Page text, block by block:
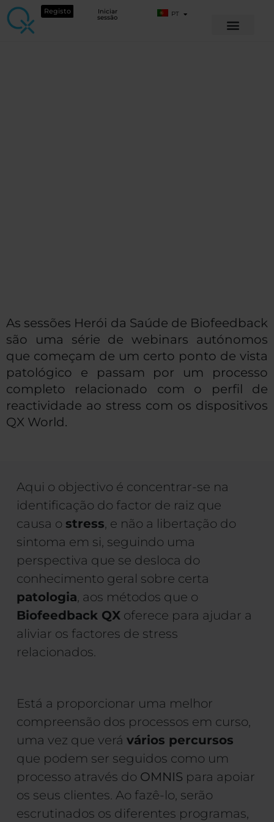
Registo Iniciar
sessão PT
As sessões Herói da Saúde de Biofeedback
são uma série de webinars autónomos
que começam de um certo ponto de vista
patológico e passam por um processo
completo relacionado com o perfil de
reactividade ao stress com os dispositivos
QX World.
Aqui o objectivo é concentrar-se na
identificação do factor de raiz que
causa o stress, e não a libertação do
sintoma em si, seguindo uma
perspectiva que se desloca do
conhecimento geral sobre certa
patologia, aos métodos que o
Biofeedback QXoferece para ajudar a
aliviar os factores de stress
relacionados.
Está a proporcionar uma melhor
compreensão dos processos em curso,
uma vez que verá vários percursos
que podem ser seguidos como um
processo através do OMNIS para apoiar
os seus clientes. Ao fazê-lo, serão
escrutinados os diferentes programas,